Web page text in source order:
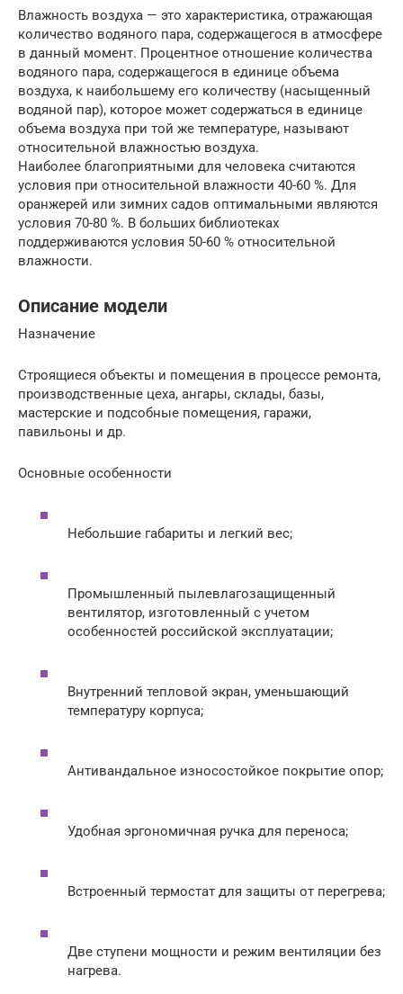
Влажность воздуха — это характеристика, отражающая
количество водяного пара, содержащегося в атмосфере
в данный момент. Процентное отношение количества
водяного пара, содержащегося в единице объема
воздуха, к наибольшему его количеству (насыщенный
водяной пар), которое может содержаться в единице
объема воздуха при той же температуре, называют
относительной влажностью воздуха.
Наиболее благоприятными для человека считаются
условия при относительной влажности 40-60 %. Для
оранжерей или зимних садов оптимальными являются
условия 70-80 %. В больших библиотеках
поддерживаются условия 50-60 % относительной
влажности.
Описание модели
Назначение
Строящиеся объекты и помещения в процессе ремонта,
производственные цеха, ангары, склады, базы,
мастерские и подсобные помещения, гаражи,
павильоны и др.
Основные особенности
Небольшие габариты и легкий вес;
Промышленный пылевлагозащищенный
вентилятор, изготовленный с учетом
особенностей российской эксплуатации;
Внутренний тепловой экран, уменьшающий
температуру корпуса;
Антивандальное износостойкое покрытие опор;
Удобная эргономичная ручка для переноса;
Встроенный термостат для защиты от перегрева;
Две ступени мощности и режим вентиляции без
нагрева.